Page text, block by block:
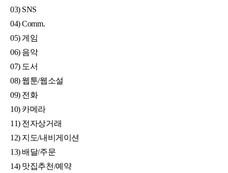
03) SNS
04) Comm.
05) 게임
06) 음악
07) 도서
08) 웹툰/웹소설
09) 전화
10) 카메라
11) 전자상거래
12) 지도/내비게이션
13) 배달/주문
14) 맛집추천/예약